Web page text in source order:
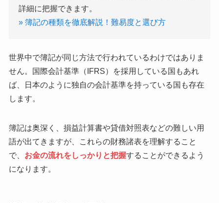
詳細に把握できます。
» 簿記の種類を徹底解説！難易度と選び方
世界中で簿記が同じ方法で行われているわけではありま
せん。国際会計基準（IFRS）を採用している国もあれ
ば、日本のように独自の会計基準を持っている国も存在
します。
簿記は奥深く、損益計算書や貸借対照表などの難しい用
語が出てきますが、これらの財務諸表を理解すること
で、 お金の流れをしっかりと把握することができるよう
になります。